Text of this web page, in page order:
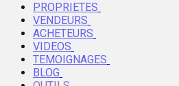
PROPRIETES
VENDEURS
ACHETEURS
VIDEOS
TEMOIGNAGES
BLOG